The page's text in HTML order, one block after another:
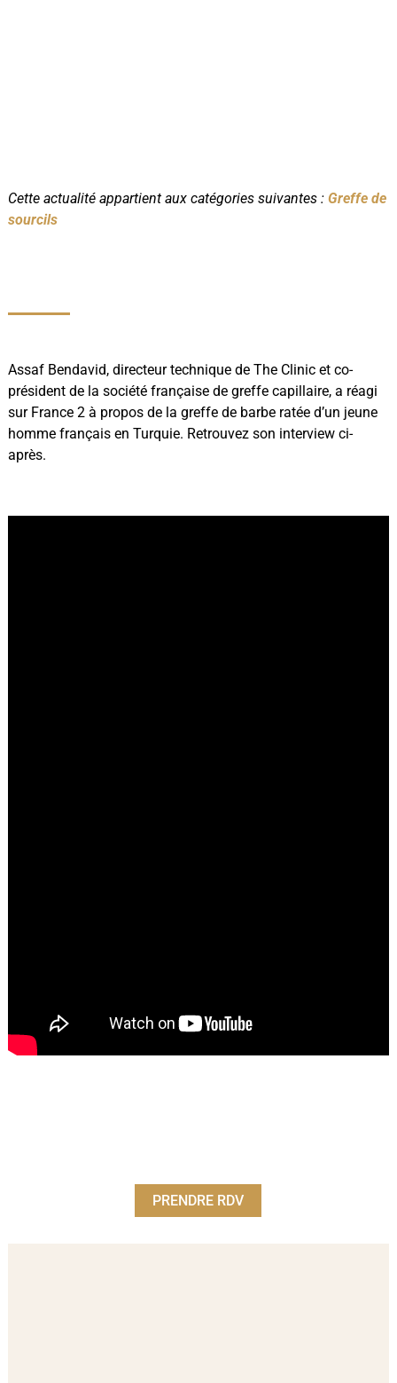
Cette actualité appartient aux catégories suivantes : Greffe de
sourcils
Assaf Bendavid, directeur technique de The Clinic et co-
président de la société française de greffe capillaire, a réagi
sur France 2 à propos de la greffe de barbe ratée d’un jeune
homme français en Turquie. Retrouvez son interview ci-
après.
PRENDRE RDV